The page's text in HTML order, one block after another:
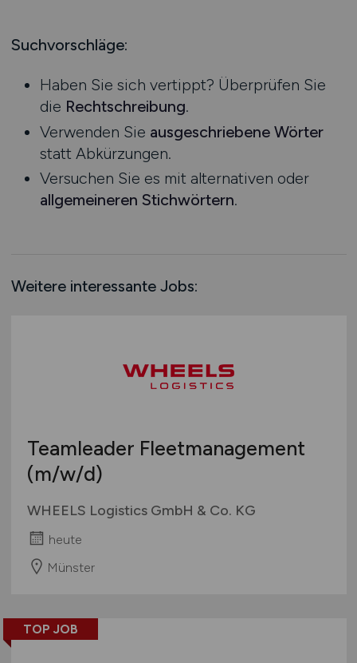
Schienen- / Straßen- / Luft- / Seefracht
Supply Chain Management
Vertrieb / Verkauf / Handel
Zoll / Behörden
Sonstige
Mecklenburg-Vorpommern
Nordrhein-Westfalen
Rheinland-Pfalz
Saarland
Sachsen
Sachsen-Anhalt
Schleswig-Holstein
Schweiz
Suchvorschläge:
Haben Sie sich vertippt? Überprüfen Sie
die Rechtschreibung.
Verwenden Sie ausgeschriebene Wörter
statt Abkürzungen.
Versuchen Sie es mit alternativen oder
allgemeineren Stichwörtern.
Weitere interessante Jobs:
Teamleader Fleetmanagement
(m/w/d)
WHEELS Logistics GmbH & Co. KG
heute
Münster
TOP JOB